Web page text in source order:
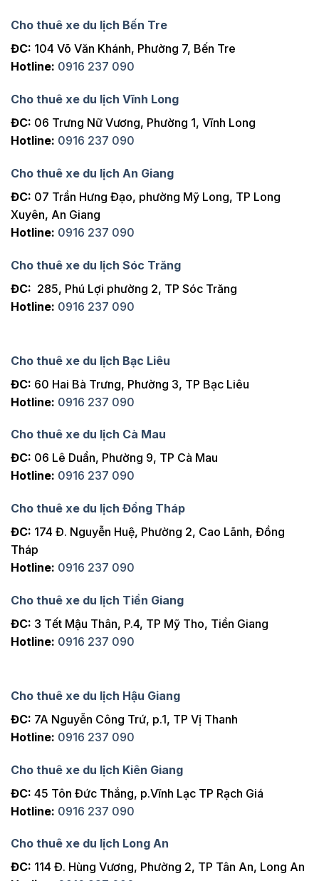
Cho thuê xe du lịch Bến Tre
ĐC: 104 Võ Văn Khánh, Phường 7, Bến Tre
Hotline: 0916 237 090
Cho thuê xe du lịch Vĩnh Long
ĐC: 06 Trưng Nữ Vương, Phường 1, Vĩnh Long
Hotline: 0916 237 090
Cho thuê xe du lịch An Giang
ĐC: 07 Trần Hưng Đạo, phường Mỹ Long, TP Long
Xuyên, An Giang
Hotline: 0916 237 090
Cho thuê xe du lịch Sóc Trăng
ĐC: 285, Phú Lợi phường 2, TP Sóc Trăng
Hotline: 0916 237 090
Cho thuê xe du lịch Bạc Liêu
ĐC: 60 Hai Bà Trưng, Phường 3, TP Bạc Liêu
Hotline: 0916 237 090
Cho thuê xe du lịch Cà Mau
ĐC: 06 Lê Duẩn, Phường 9, TP Cà Mau
Hotline: 0916 237 090
Cho thuê xe du lịch Đồng Tháp
ĐC: 174 Đ. Nguyễn Huệ, Phường 2, Cao Lãnh, Đồng
Tháp
Hotline: 0916 237 090
Cho thuê xe du lịch Tiền Giang
ĐC: 3 Tết Mậu Thân, P.4, TP Mỹ Tho, Tiền Giang
Hotline: 0916 237 090
Cho thuê xe du lịch Hậu Giang
ĐC: 7A Nguyễn Công Trứ, p.1, TP Vị Thanh
Hotline: 0916 237 090
Cho thuê xe du lịch Kiên Giang
ĐC: 45 Tôn Đức Thắng, p.Vĩnh Lạc TP Rạch Giá
Hotline: 0916 237 090
Cho thuê xe du lịch Long An
ĐC: 114 Đ. Hùng Vương, Phường 2, TP Tân An, Long An